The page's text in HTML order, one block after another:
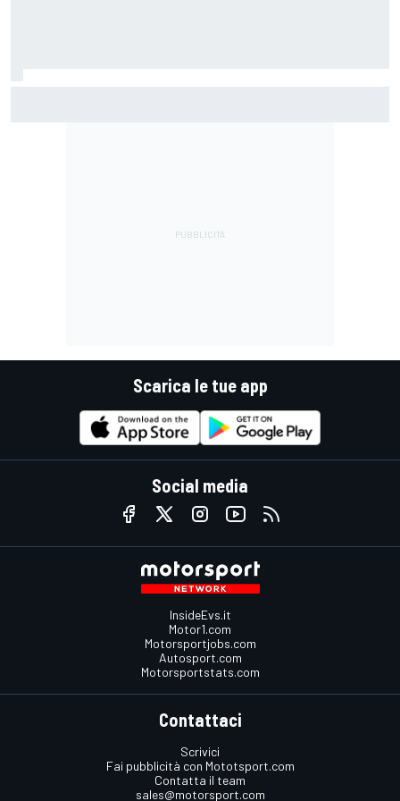
Scarica le tue app
Social media
InsideEvs.it
Motor1.com
Motorsportjobs.com
Autosport.com
Motorsportstats.com
Contattaci
Scrivici
Fai pubblicità con Mototsport.com
Contatta il team
sales@motorsport.com